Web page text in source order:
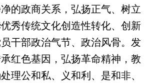
的政商关系，弘扬正气、树立
秀传统文化创造性转化、创新
干部政治气节、政治风骨。发
红色基因，弘扬革命精神，教
理公和私、义和利、是和非、